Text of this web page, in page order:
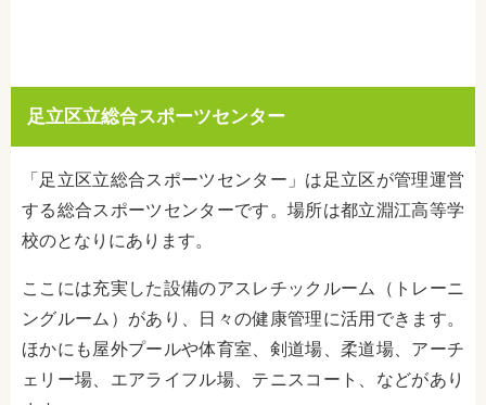
足立区立総合スポーツセンター
「足立区立総合スポーツセンター」は足立区が管理運営
する総合スポーツセンターです。場所は都立淵江高等学
校のとなりにあります。
ここには充実した設備のアスレチックルーム（トレーニ
ングルーム）があり、日々の健康管理に活用できます。
ほかにも屋外プールや体育室、剣道場、柔道場、アーチ
ェリー場、エアライフル場、テニスコート、などがあり